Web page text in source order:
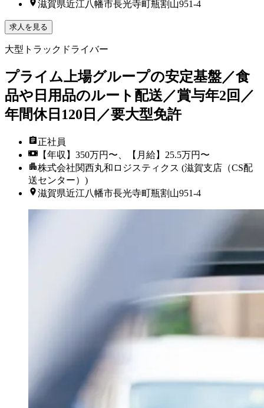
滋賀県近江八幡市長光寺町瓶割山951-4
求人を見る
大型トラックドライバー
プライム上場グループの安定基盤／食
品や日用品のルート配送／賞与年2回／
年間休日120日／要大型免許
正社員
【年収】350万円〜、【月給】25.5万円〜
株式会社関西丸和ロジスティクス (滋賀支店（CS配
送センター）)
滋賀県近江八幡市長光寺町瓶割山951-4